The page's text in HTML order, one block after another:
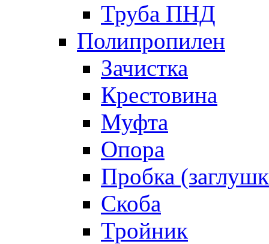
Труба ПНД
Полипропилен
Зачистка
Крестовина
Муфта
Опора
Пробка
Скоба
Тройник